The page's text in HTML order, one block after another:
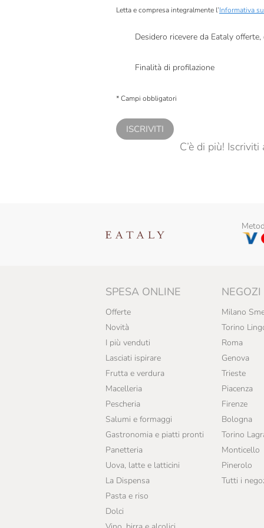
Attems
Aubry
Azienda Agricola Caparsa
Baglio Di Grisi
Barcelona Beer Company
Bel Colle
Bele Casel
Bellavista
Bellutti
Benanti
Benoit Munier
Letta e compresa integralmente l’Informativa
Desidero ricevere da Eataly
Finalità di profilazione
* Campi obbligatori
ISCRIVITI
C’è di più!
SPESA ONLINE
Offerte
Novità
I più venduti
Lasciati ispirare
Frutta e verdura
Macelleria
Pescheria
Salumi e formaggi
Gastronomia e piatti pronti
Panetteria
Uova, latte e latticini
La Dispensa
Pasta e riso
Dolci
NEGOZI
Milano
Torino
Roma
Genova
Trieste
Piacenza
Firenze
Bologna
Torino
Monticello
Pinerolo
Tutti i